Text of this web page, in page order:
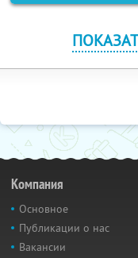
Компания
Основное
Публикации о нас
Вакансии